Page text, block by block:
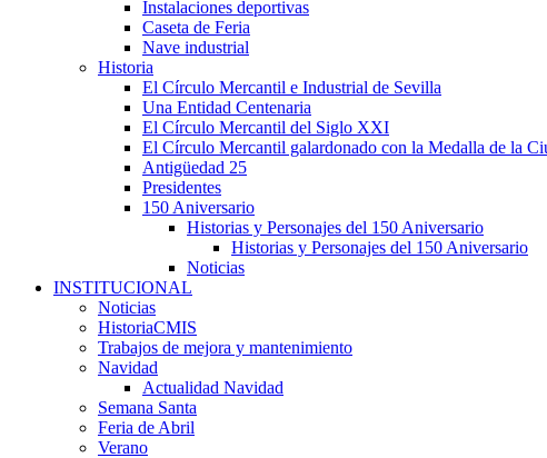
Instalaciones deportivas
Caseta de Feria
Nave industrial
Historia
El Círculo Mercantil e Industrial de Sevilla
Una Entidad Centenaria
El Círculo Mercantil del Siglo XXI
El Círculo Mercantil galardonado con la Medalla de la
Antigüedad 25
Presidentes
150 Aniversario
Historias y Personajes del 150 Aniversario
Historias y Personajes del 150 Aniversario
Noticias
INSTITUCIONAL
Noticias
HistoriaCMIS
Trabajos de mejora y mantenimiento
Navidad
Actualidad Navidad
Semana Santa
Feria de Abril
Verano